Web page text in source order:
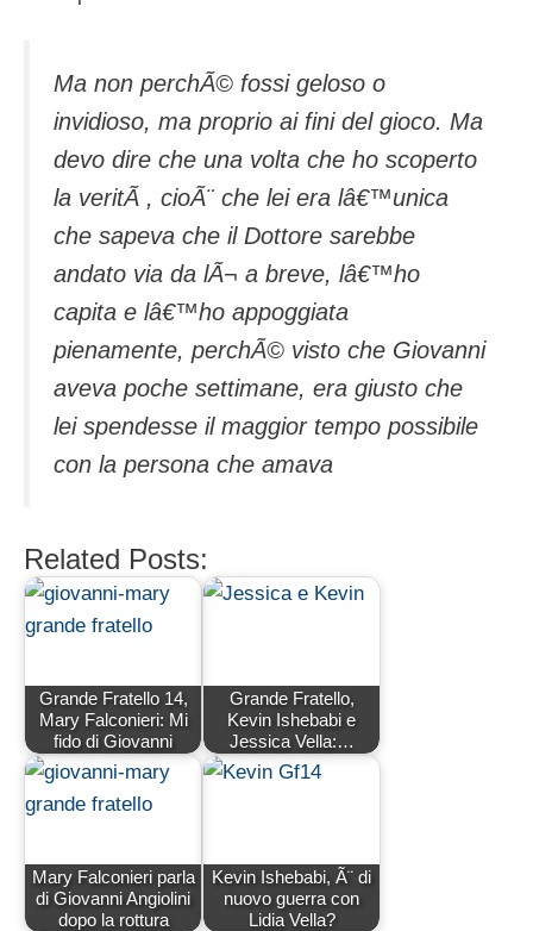
Ma non perchÃ© fossi geloso o
invidioso, ma proprio ai fini del gioco. Ma
devo dire che una volta che ho scoperto
la veritÃ , cioÃ¨ che lei era lâ€™unica
che sapeva che il Dottore sarebbe
andato via da lÃ¬ a breve, lâ€™ho
capita e lâ€™ho appoggiata
pienamente, perchÃ© visto che Giovanni
aveva poche settimane, era giusto che
lei spendesse il maggior tempo possibile
con la persona che amava
Related Posts:
Grande Fratello 14,
Mary Falconieri: Mi
fido di Giovanni
Grande Fratello,
Kevin Ishebabi e
Jessica Vella:…
Mary Falconieri parla
di Giovanni Angiolini
dopo la rottura
Kevin Ishebabi, Ã¨ di
nuovo guerra con
Lidia Vella?